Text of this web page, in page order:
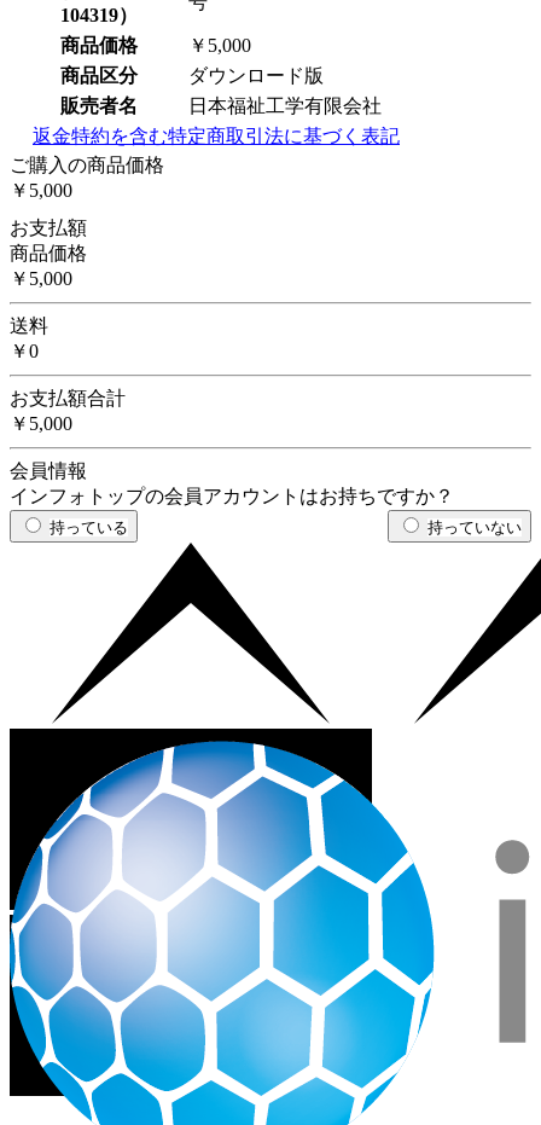
104319）
商品価格
￥5,000
商品区分
ダウンロード版
販売者名
日本福祉工学有限会社
返金特約を含む特定商取引法に基づく表記
ご購入の商品価格
￥5,000
お支払額
商品価格
￥5,000
送料
￥0
お支払額合計
￥5,000
会員情報
インフォトップの会員アカウントはお持ちですか？
持っている 持っていない